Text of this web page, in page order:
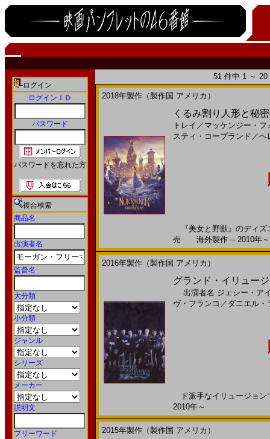
ログイン
ログインＩＤ
パスワード
パスワードを忘れた方
複合検索
商品名
出演者名
監督名
大分類
小分類
ジャンル
シリーズ
メーカー
説明文
フリーワード
51 件中 1 ～
2018年製作（製作国 アメリカ）
くるみ割り人形と秘
トレイ ／ マッケンジー・フ
スティ・コープランド ／ヘ
『美女と野獣』のディズ
売 海外製作 -- 2010年～
2016年製作（製作国 アメリカ）
グランド・イリュー
出演者名 ジェシー・ア
ヴ・フランコ ／ ダニエル・
ド派手なイリュージョ
2010年～
2015年製作（製作国 アメリカ）